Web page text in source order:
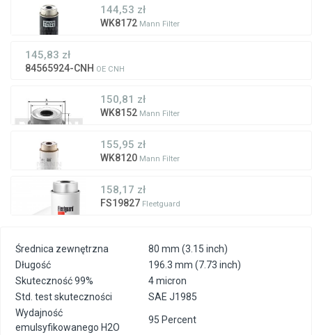
144,53 zł
WK8172 Mann Filter
145,83 zł
84565924-CNH OE CNH
150,81 zł
WK8152 Mann Filter
155,95 zł
WK8120 Mann Filter
158,17 zł
FS19827 Fleetguard
Średnica zewnętrzna
80 mm (3.15 inch)
Długość
196.3 mm (7.73 inch)
Skuteczność 99%
4 micron
Std. test skuteczności
SAE J1985
Wydajność
emulsyfikowanego H2O
95 Percent